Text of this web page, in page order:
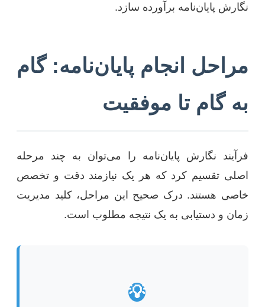
نگارش پایان‌نامه برآورده سازد.
مراحل انجام پایان‌نامه: گام
به گام تا موفقیت
فرآیند نگارش پایان‌نامه را می‌توان به چند مرحله
اصلی تقسیم کرد که هر یک نیازمند دقت و تخصص
خاصی هستند. درک صحیح این مراحل، کلید مدیریت
زمان و دستیابی به یک نتیجه مطلوب است.
💡